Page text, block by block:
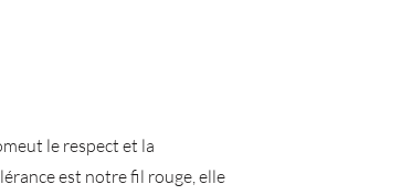
le respect et la
est notre fil rouge, elle